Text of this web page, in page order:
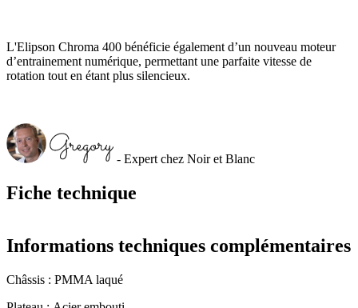
Fiche technique
Informations techniques complémentaires
Châssis : PMMA laqué
L'Elipson Chroma 400 bénéficie également d’un nouveau moteur
d’entrainement numérique, permettant une parfaite vitesse de
rotation tout en étant plus silencieux.
- Expert chez Noir et Blanc